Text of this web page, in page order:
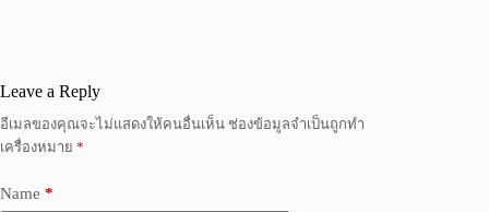
Leave a Reply
อีเมลของคุณจะไม่แสดงให้คนอื่นเห็น ช่องข้อมูลจำเป็นถูกทำ
เครื่องหมาย *
Name *